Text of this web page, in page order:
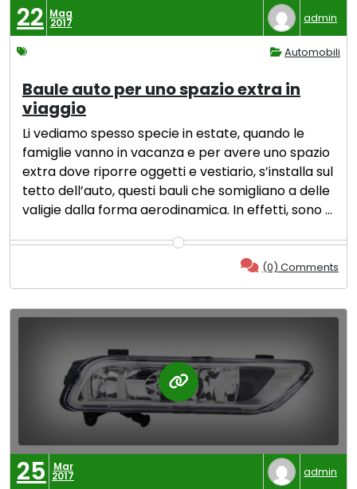
22 Mag
2017 admin
Automobili
Baule auto per uno spazio extra in
viaggio
Li vediamo spesso specie in estate, quando le
famiglie vanno in vacanza e per avere uno spazio
extra dove riporre oggetti e vestiario, s’installa sul
tetto dell’auto, questi bauli che somigliano a delle
valigie dalla forma aerodinamica. In effetti, sono …
(0) Comments
25 Mar
2017 admin